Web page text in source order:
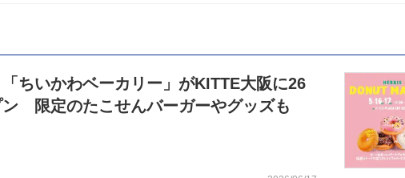
ちいかわベーカリー」がKITTE大阪に26
ン 限定のたこせんバーガーやグッズも